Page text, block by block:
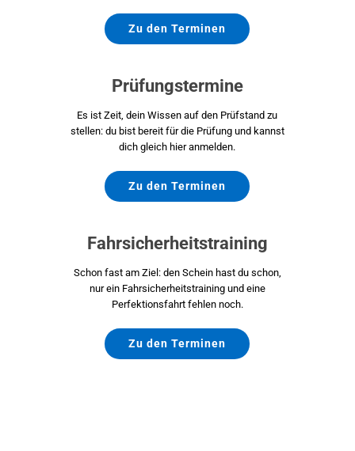
Zu den Terminen
Prüfungstermine
Es ist Zeit, dein Wissen auf den Prüfstand zu
stellen: du bist bereit für die Prüfung und kannst
dich gleich hier anmelden.
Zu den Terminen
Fahrsicherheitstraining
Schon fast am Ziel: den Schein hast du schon,
nur ein Fahrsicherheitstraining und eine
Perfektionsfahrt fehlen noch.
Zu den Terminen